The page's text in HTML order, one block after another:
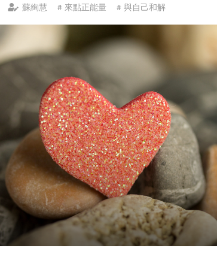
蘇絢慧 # 來點正能量 # 與自己和解